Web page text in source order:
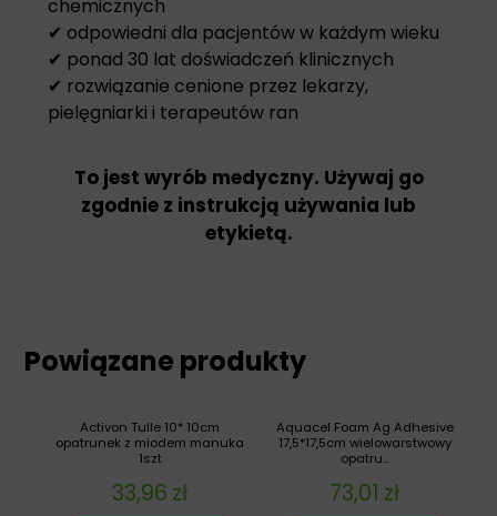
chemicznych
✔ odpowiedni dla pacjentów w każdym wieku
✔ ponad 30 lat doświadczeń klinicznych
✔ rozwiązanie cenione przez lekarzy,
pielęgniarki i terapeutów ran
To jest wyrób medyczny. Używaj go
zgodnie z instrukcją używania lub
etykietą.
Powiązane produkty
Aquacel Foam Ag Adhesive
17,5*17,5cm wielowarstwowy
opatru...
73,01 zł
Activon Tulle 10* 10cm
opatrunek z miodem manuka
1szt
33,96 zł